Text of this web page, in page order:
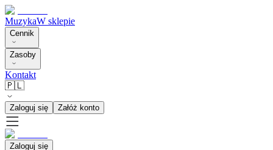
MuzykaW sklepie
Cennik
Zasoby
Kontakt
🇵🇱
Zaloguj się Załóż konto
Zaloguj się